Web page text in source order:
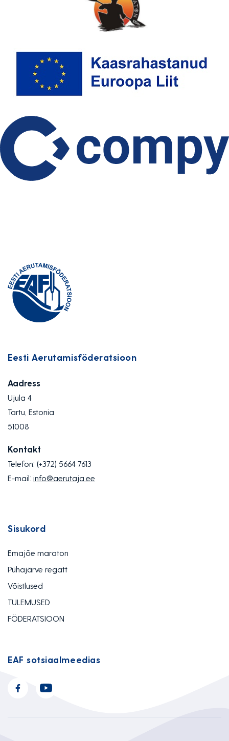
Eesti Aerutamisföderatsioon
Aadress
Ujula 4
Tartu, Estonia
51008
Kontakt
Telefon: (+372) 5664 7613
E-mail: info@aerutaja.ee
Sisukord
Emajõe maraton
Pühajärve regatt
Võistlused
TULEMUSED
FÖDERATSIOON
EAF sotsiaalmeedias